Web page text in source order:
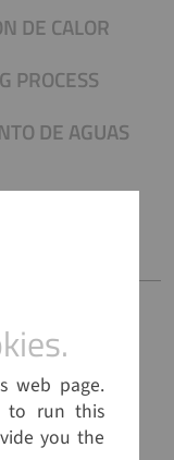
DE CALOR
PROCESS
DE AGUAS
marinas
DE
web page.
to run this
you the
web page.
to run this
you the